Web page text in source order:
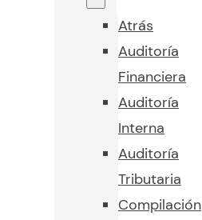
Atrás
Auditoría
Financiera
Auditoría
Interna
Auditoría
Tributaria
Compilación